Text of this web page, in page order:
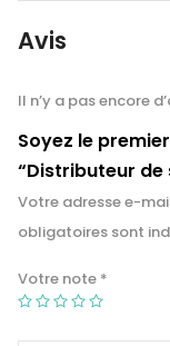
Avis
Il n’y a pas encore
Soyez le
“Distributeur de
Votre adresse e-
obligatoires sont
Votre note *